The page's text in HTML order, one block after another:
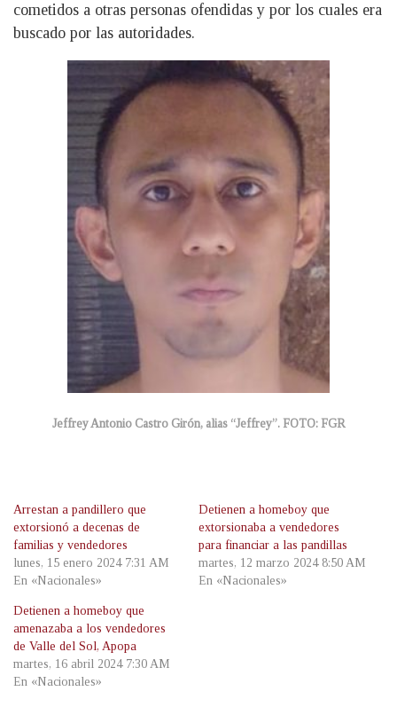
cometidos a otras personas ofendidas y por los cuales era
buscado por las autoridades.
Jeffrey Antonio Castro Girón, alias “Jeffrey”. FOTO: FGR
Arrestan a pandillero que
extorsionó a decenas de
familias y vendedores
lunes, 15 enero 2024 7:31 AM
En «Nacionales»
Detienen a homeboy que
extorsionaba a vendedores
para financiar a las pandillas
martes, 12 marzo 2024 8:50 AM
En «Nacionales»
Detienen a homeboy que
amenazaba a los vendedores
de Valle del Sol, Apopa
martes, 16 abril 2024 7:30 AM
En «Nacionales»